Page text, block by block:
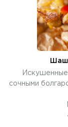
Искушенные
сочными